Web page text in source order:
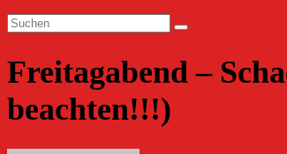
Freitagabend –
beachten!!!)